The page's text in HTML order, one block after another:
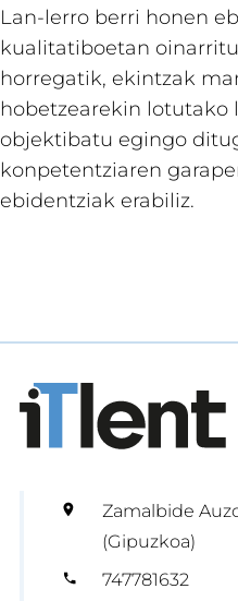
Lan-lerro berri honen
kualitatiboetan
horregatik, ekintzak
hobetzearekin lotutako
objektibatu egingo
konpetentziaren
ebidentziak erabiliz.
Zamalbide
(Gipuzkoa)
747781632